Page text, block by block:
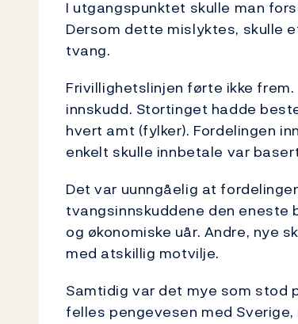
I utgangspunktet skulle man
Dersom dette mislyktes, skulle
tvang.
Frivillighetslinjen førte ikke
innskudd. Stortinget hadde
hvert amt (fylker). Fordelingen
enkelt skulle innbetale var
Det var uunngåelig at
tvangsinnskuddene den eneste
og økonomiske uår. Andre, nye
med atskillig motvilje.
Samtidig var det mye som stod
felles pengevesen med